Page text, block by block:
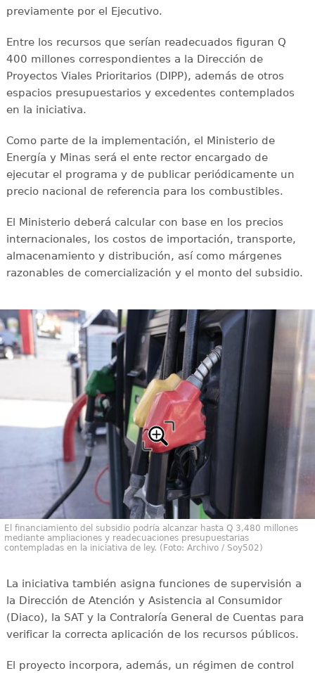
previamente por el Ejecutivo.
Entre los recursos que serían readecuados figuran Q
400 millones correspondientes a la Dirección de
Proyectos Viales Prioritarios (DIPP), además de otros
espacios presupuestarios y excedentes contemplados
en la iniciativa.
Como parte de la implementación, el Ministerio de
Energía y Minas será el ente rector encargado de
ejecutar el programa y de publicar periódicamente un
precio nacional de referencia para los combustibles.
El Ministerio deberá calcular con base en los precios
internacionales, los costos de importación, transporte,
almacenamiento y distribución, así como márgenes
razonables de comercialización y el monto del subsidio.
El financiamiento del subsidio podría alcanzar hasta Q 3,480 millones
mediante ampliaciones y readecuaciones presupuestarias
contempladas en la iniciativa de ley. (Foto: Archivo / Soy502)
La iniciativa también asigna funciones de supervisión a
la Dirección de Atención y Asistencia al Consumidor
(Diaco), la SAT y la Contraloría General de Cuentas para
verificar la correcta aplicación de los recursos públicos.
El proyecto incorpora, además, un régimen de control